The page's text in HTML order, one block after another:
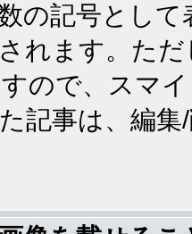
の記号とし
れます。た
ので、スマ
記事は、編